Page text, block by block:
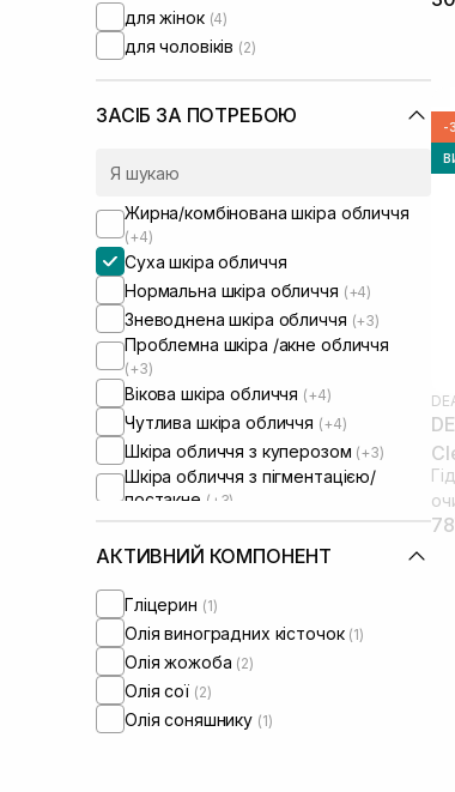
для жінок (4)
для чоловіків (2)
ЗАСІБ ЗА ПОТРЕБОЮ
Жирна/комбінована шкіра обличчя
(+4)
Суха шкіра обличчя
Нормальна шкіра обличчя (+4)
Зневоднена шкіра обличчя (+3)
Проблемна шкіра /акне обличчя
(+3)
Вікова шкіра обличчя (+4)
Чутлива шкіра обличчя (+4)
Шкіра обличчя з куперозом (+3)
Шкіра обличчя з пігментацією/
постакне (+3)
Шкіра обличчя з розширеними
порами(+4)
Шкіра обличчя з порушеним
Шкіра обличчя з порушеним
мікробіомом(+3)
АКТИВНИЙ КОМПОНЕНТ
Гліцерин (1)
Олія виноградних кісточок (1)
Олія жожоба (2)
Олія сої (2)
Олія соняшнику (1)
-